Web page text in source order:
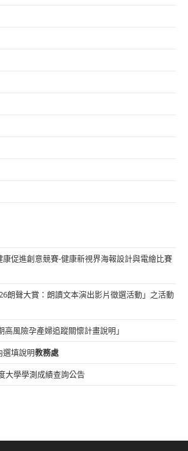
康促進創意競賽-健康新視界海報設計與電繪比賽
朗聲大賞：朗讀文本演出影片徵選活動」之活動
風險孕產婦追蹤關懷計畫說明」
選填說明教務處
大學學測成績查詢公告